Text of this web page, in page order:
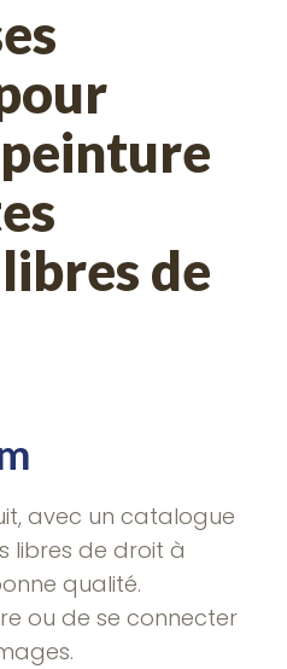
de
avec un catalogue
libres de droit à
qualité.
ou de se connecter